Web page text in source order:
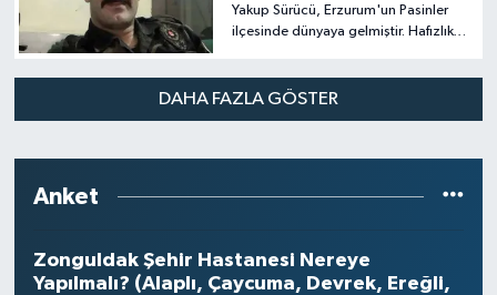
yaptığını düşündüğünü söyleyerek
ayağa kalkmasını istemiştir. Keane ise
daha sonra birçok kez dile getirmiştir.
Yakup Sürücü, Erzurum'un Pasinler
ilçesinde dünyaya gelmiştir. Hafızlık
mesleğini seçmiştir. Erzurum Polis
Müdürlüğü bünyesinde görev
boyunca Cizre, Nusaybin ve Şırnak'ta
Gölbaşı Özel Harekât Daire
Başkanlığı'na atanmıştır.
DAHA FAZLA GÖSTER
Anket
Zonguldak Şehir Hastanesi Nereye
Yapılmalı? (Alaplı, Çaycuma, Devrek, Ereğli,